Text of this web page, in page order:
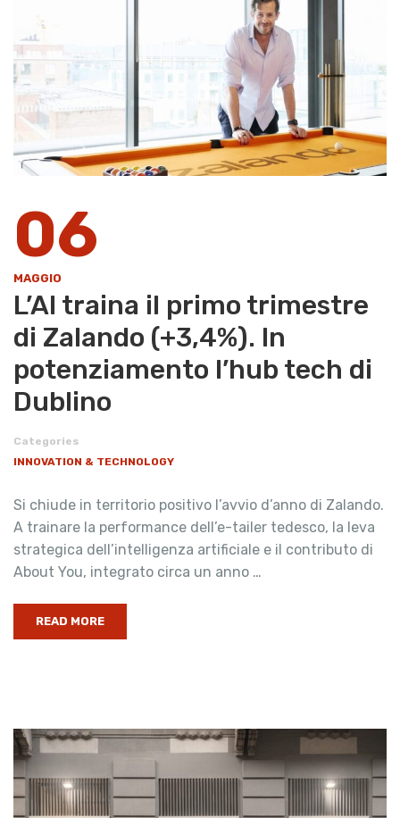
06
MAGGIO
L’AI traina il primo trimestre
di Zalando (+3,4%). In
potenziamento l’hub tech di
Dublino
Categories
INNOVATION & TECHNOLOGY
Si chiude in territorio positivo l’avvio d’anno di Zalando.
A trainare la performance dell’e-tailer tedesco, la leva
strategica dell’intelligenza artificiale e il contributo di
About You, integrato circa un anno …
READ MORE